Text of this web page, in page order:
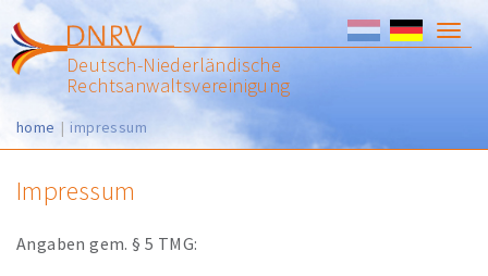
Deutsch-Niederländische
Rechtsanwaltsvereinigung
home impressum
Impressum
Angaben gem. § 5 TMG: